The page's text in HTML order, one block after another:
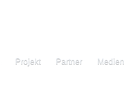
Projekt Partner Medien